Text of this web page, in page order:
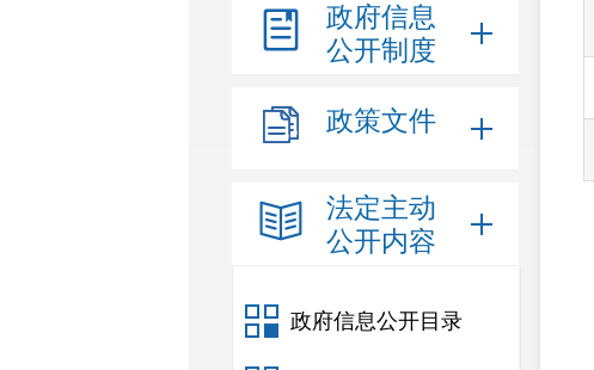
政府信息
公开制度
政策文件
法定主动
公开内容
政府信息公开目录